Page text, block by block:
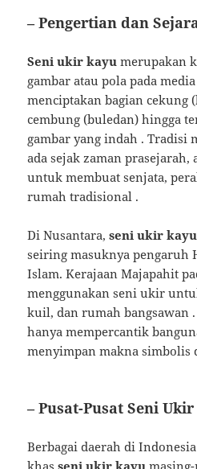
– Pengertian dan
Seni ukir kayu merupakan
gambar atau pola pada
menciptakan bagian cekung
cembung (buledan) hingga
gambar yang indah . Tradisi
ada sejak zaman prasejarah,
untuk membuat senjata,
rumah tradisional .
Di Nusantara,seni ukir kayu
seiring masuknya pengaruh
Islam. Kerajaan Majapahit
menggunakan seni ukir
kuil, dan rumah bangsawan
hanya mempercantik
menyimpan makna simbolis
– Pusat-Pusat Seni
Berbagai daerah di
khasseni ukir kayu masing-